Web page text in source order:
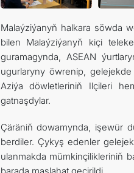
Malaýziýanyň halkara söwda
bilen Malaýziýanyň kiçi
guramagynda, ASEAN
ugurlaryny öwrenip,
Aziýa döwletleriniň Ilçileri
gatnaşdylar.
Çäräniň dowamynda, işewür
berdiler. Çykyş edenler
ulanmakda mümkinçilikleriniň